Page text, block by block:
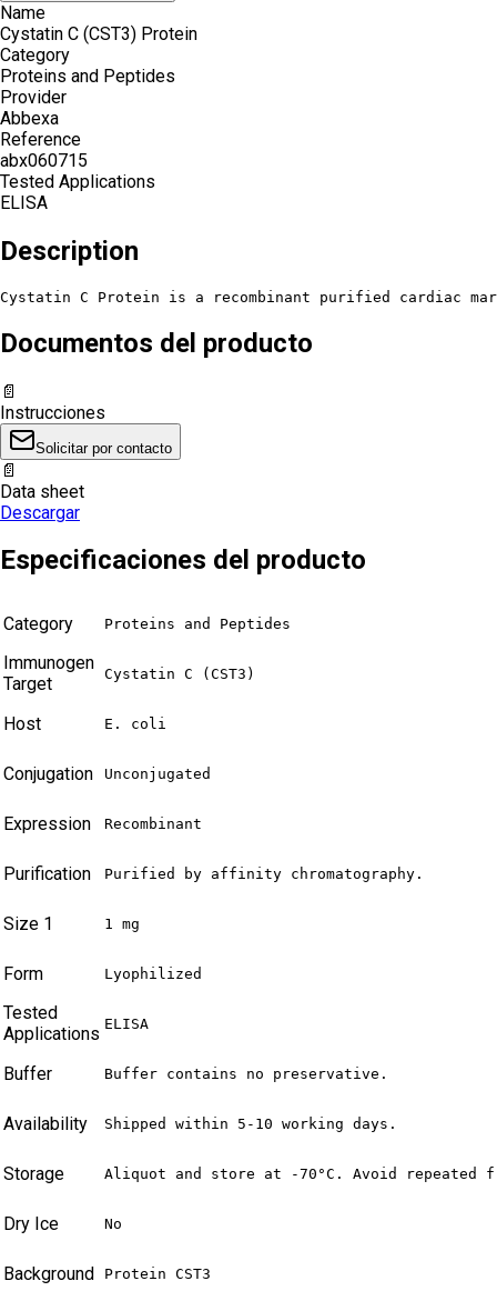
Name
Cystatin C (CST3) Protein
Category
Proteins and Peptides
Provider
Abbexa
Reference
abx060715
Tested Applications
ELISA
Description
Cystatin C Protein is a recombinant purified cardiac
Documentos del producto
📄
Instrucciones
Solicitar por contacto
📄
Data sheet
Descargar
Especificaciones del producto
Category Proteins and Peptides
Immunogen
Target
Cystatin C (CST3)
Host E. coli
Conjugation Unconjugated
Expression Recombinant
Purification Purified by affinity chromatography.
Size 1 1 mg
Form Lyophilized
Tested
Applications ELISA
Buffer Buffer contains no preservative.
Availability Shipped within 5-10 working days.
Storage Aliquot and store at -70°C. Avoid repeated
Dry Ice No
Background Protein CST3